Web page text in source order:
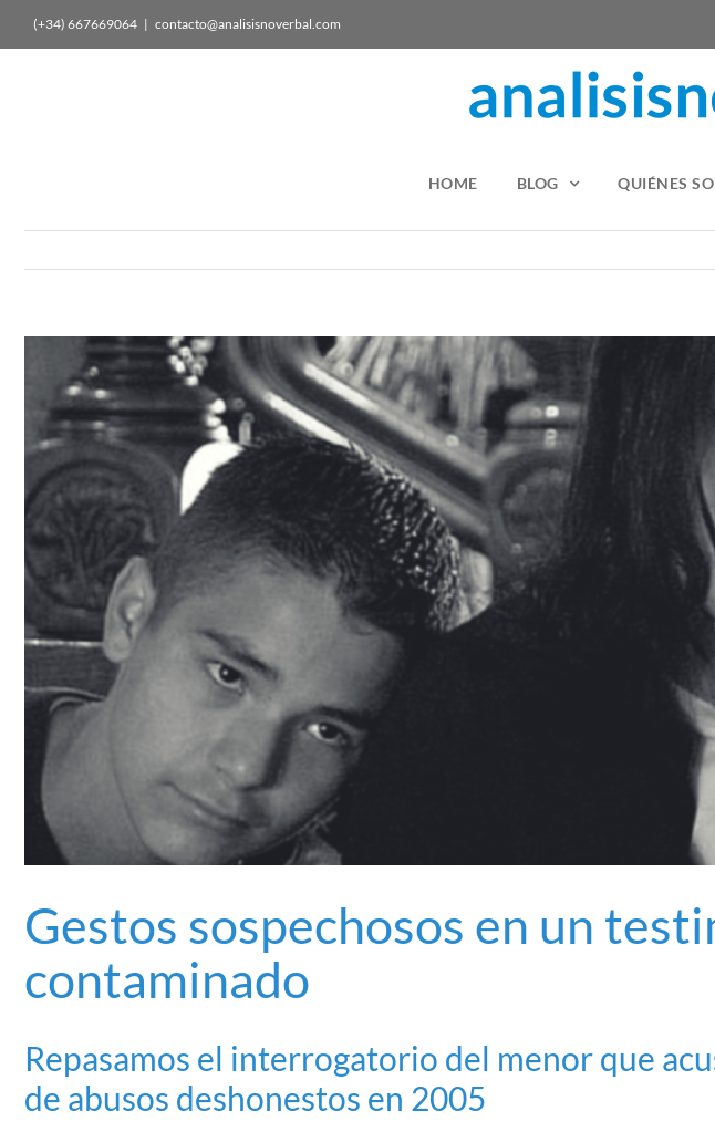
(+34) 667669064 | contacto@analisisnoverbal.com
HOME BLOG QUIÉNES
Gestos sospechosos en un
contaminado
Repasamos el interrogatorio del menor que
de abusos deshonestos en 2005